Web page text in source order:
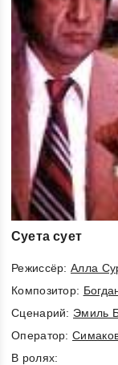
Суета сует
Режиссёр:Алла
Композитор:
Cценарий: Эмиль
Оператор:
В ролях: